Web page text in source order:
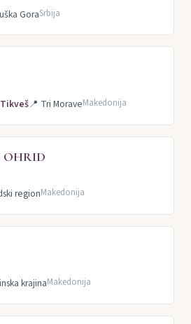
GoraSrbija
📍 Tri MoraveMakedonija
OHRID
regionMakedonija
krajinaMakedonija